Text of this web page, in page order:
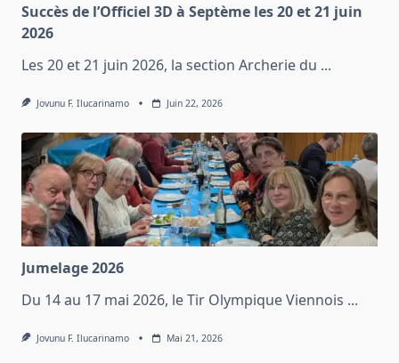
Succès de l’Officiel 3D à Septème les 20 et 21 juin
2026
Les 20 et 21 juin 2026, la section Archerie du ...
Jovunu F. Ilucarinamo Juin 22, 2026
Jumelage 2026
Du 14 au 17 mai 2026, le Tir Olympique Viennois ...
Jovunu F. Ilucarinamo Mai 21, 2026